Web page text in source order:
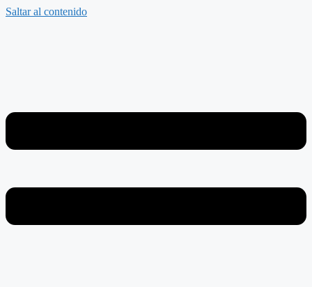
Saltar al contenido